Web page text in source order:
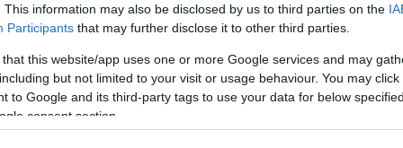
This information may also be disclosed by us to third parties on the
Participants that may further disclose it to other third parties.
that this website/app uses one or more Google services and may
but not limited to your visit or usage behaviour. You may
to Google and its third-party tags to use your data for below
consent section.
Παπανδρέου στις εκλογές για
διέψευσε τοΚίνημα Δημοκρατών
πρωθυπουργός.
Παπανδρέου στις εκλογές